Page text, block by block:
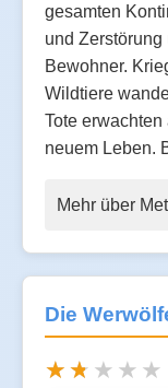
gesamten
und
Bewohner.
Wildtiere
Tote
neuem Leben.
Mehr über
Die